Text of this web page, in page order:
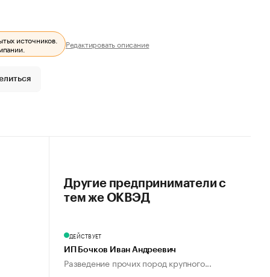
источников.
Редактировать описание
Другие предприниматели с
тем же ОКВЭД
ДЕЙСТВУЕТ
ИП Бочков Иван Андреевич
Разведение прочих пород крупного...